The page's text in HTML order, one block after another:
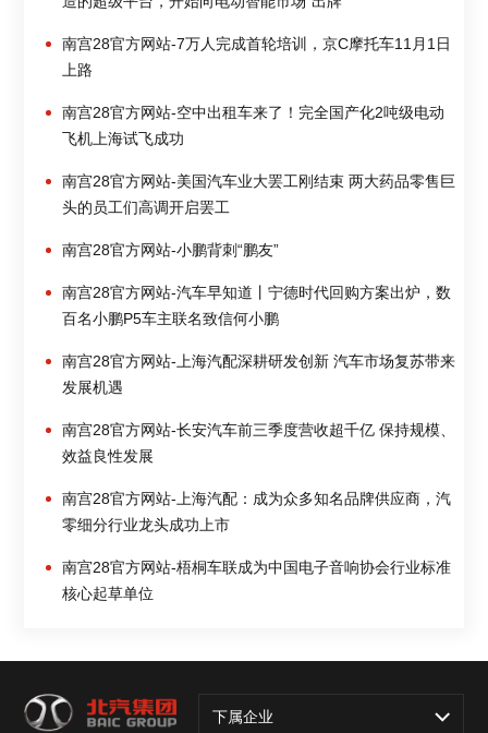
南宫28官方网站-7万人完成首轮培训，京C摩托车11月1日
上路
南宫28官方网站-空中出租车来了！完全国产化2吨级电动
飞机上海试飞成功
南宫28官方网站-美国汽车业大罢工刚结束 两大药品零售巨
头的员工们高调开启罢工
南宫28官方网站-小鹏背刺“鹏友”
南宫28官方网站-汽车早知道丨宁德时代回购方案出炉，数
百名小鹏P5车主联名致信何小鹏
南宫28官方网站-上海汽配深耕研发创新 汽车市场复苏带来
发展机遇
南宫28官方网站-长安汽车前三季度营收超千亿 保持规模、
效益良性发展
南宫28官方网站-上海汽配：成为众多知名品牌供应商，汽
零细分行业龙头成功上市
南宫28官方网站-梧桐车联成为中国电子音响协会行业标准
核心起草单位
下属企业